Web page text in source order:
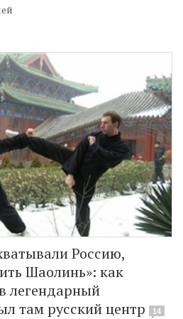
Россию,
Шаолинь»: как
легендарный
там русский центр
14